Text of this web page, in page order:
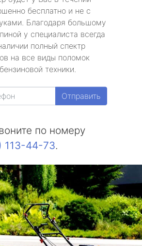
бесплатно и не с
Благодаря большому
у специалиста всегда
полный спектр
на все виды поломок
техники.
Отправить
по номеру
113-44-73.